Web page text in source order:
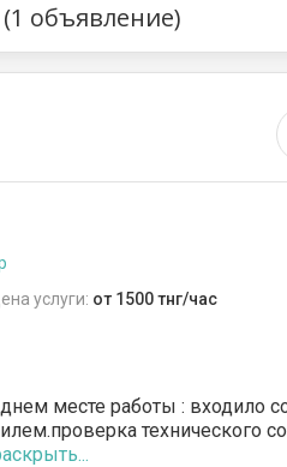
объявление)
Цена услуги: от 1500 тнг/час
месте работы : входило
технического